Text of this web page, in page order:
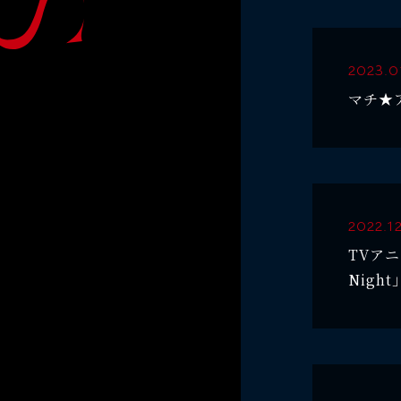
マチ★
TVア
Night